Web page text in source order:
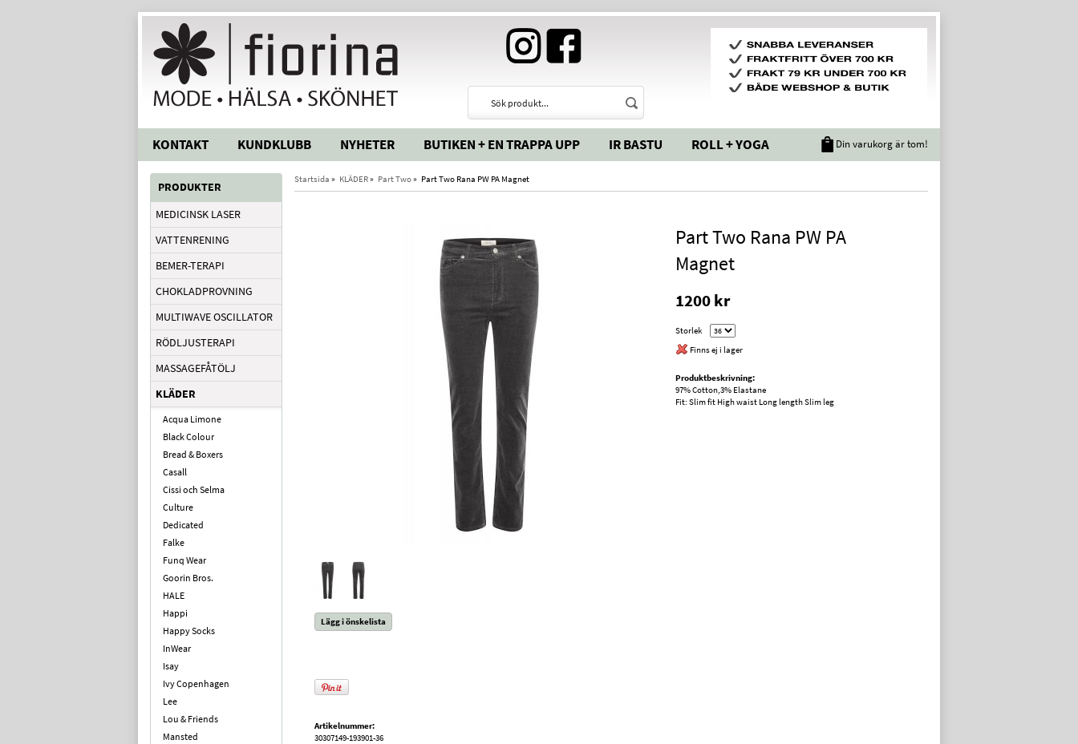
KONTAKT KUNDKLUBB NYHETER BUTIKEN + EN TRAPPA UPP IR BASTU ROLL + YOGA Din varukorg är tom!
PRODUKTER
MEDICINSK LASER
VATTENRENING
BEMER-TERAPI
CHOKLADPROVNING
MULTIWAVE OSCILLATOR
RÖDLJUSTERAPI
MASSAGEFÅTÖLJ
KLÄDER
Acqua Limone
Black Colour
Bread & Boxers
Casall
Cissi och Selma
Culture
Dedicated
Falke
Funq Wear
Goorin Bros.
HALE
Happi
Happy Socks
InWear
Isay
Ivy Copenhagen
Lee
Lou & Friends
Mansted
Startsida » KLÄDER» Part Two» Part Two Rana PW PA Magnet
Lägg i önskelista
Artikelnummer:
30307149-193901-36
Part Two Rana PW PA
Magnet
1200 kr
Storlek
Finns ej i lager
Produktbeskrivning:
97% Cotton,3% Elastane
Fit: Slim fit High waist Long length Slim leg